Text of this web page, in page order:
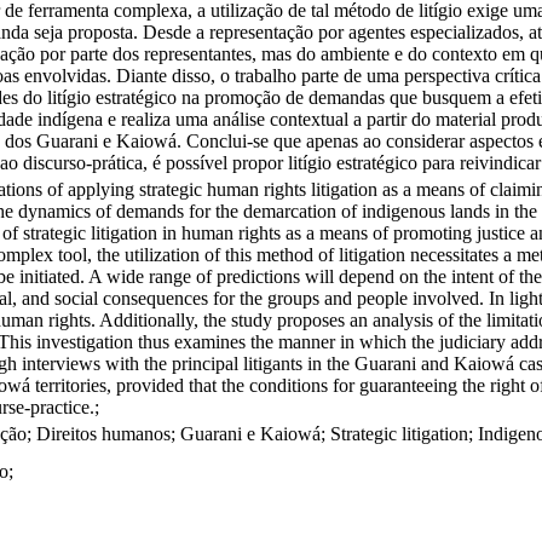
ferramenta complexa, a utilização de tal método de litígio exige
seja proposta. Desde a representação por agentes
por parte dos representantes, mas do ambiente e do contexto em
envolvidas. Diante disso, o trabalho parte de uma perspectiva
do litígio estratégico na promoção de demandas que busquem a
indígena e realiza uma análise contextual a partir do material
Guarani e Kaiowá. Conclui-se que apenas ao considerar
discurso-prática, é possível propor litígio estratégico para
of applying strategic human rights litigation as a means of
dynamics of demands for the demarcation of indigenous lands in
strategic litigation in human rights as a means of promoting justice
tool, the utilization of this method of litigation necessitates a
initiated. A wide range of predictions will depend on the intent of
and social consequences for the groups and people involved. In
rights. Additionally, the study proposes an analysis of the
investigation thus examines the manner in which the judiciary
interviews with the principal litigants in the Guarani and Kaiowá
territories, provided that the conditions for guaranteeing the right
practice.;
Direitos humanos; Guarani e Kaiowá; Strategic litigation;